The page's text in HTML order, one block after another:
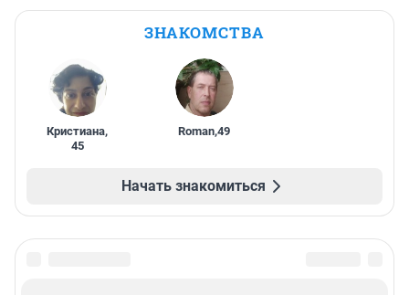
ЗНАКОМСТВА
Кристиана,
45
Roman,49
Начать знакомиться